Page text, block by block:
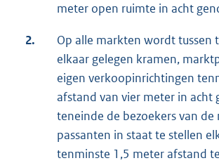
meter open ruimte in acht
2.
Op alle markten wordt tussen
elkaar gelegen kramen,
eigen verkoopinrichtingen
afstand van vier meter in acht
teneinde de bezoekers van de
passanten in staat te stellen
tenminste 1,5 meter afstand